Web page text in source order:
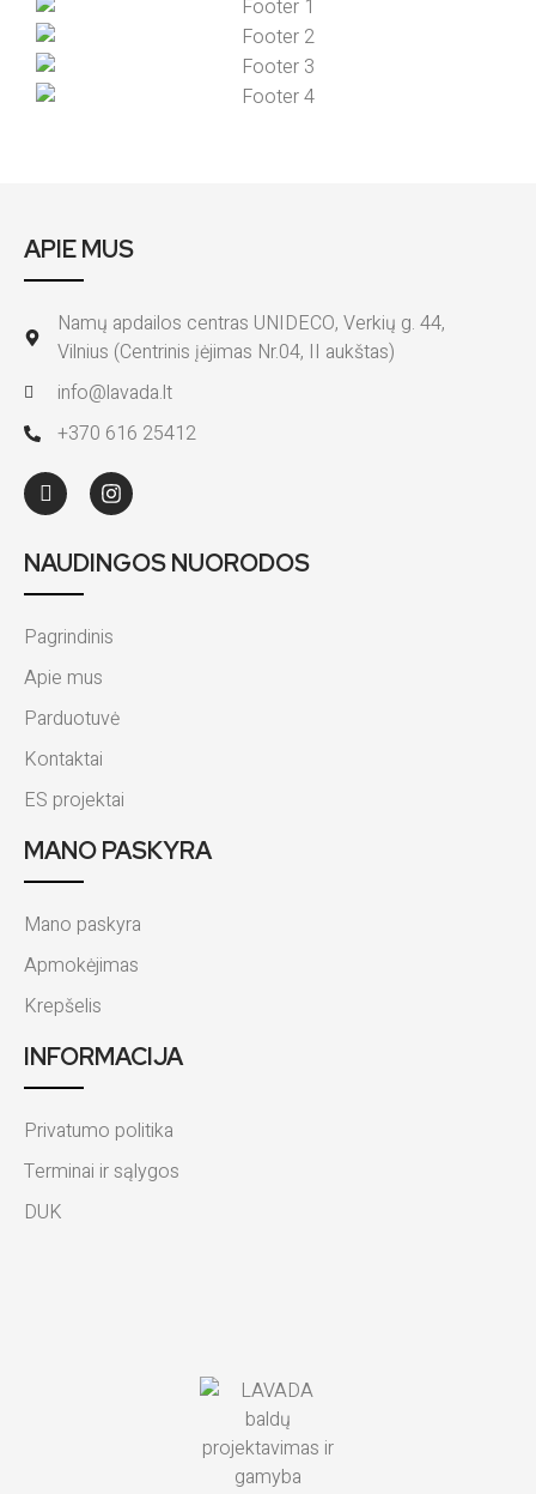
APIE MUS
Namų apdailos centras UNIDECO, Verkių g. 44,
Vilnius (Centrinis įėjimas Nr.04, II aukštas)
info@lavada.lt
+370 616 25412
NAUDINGOS NUORODOS
Pagrindinis
Apie mus
Parduotuvė
Kontaktai
ES projektai
MANO PASKYRA
Mano paskyra
Apmokėjimas
Krepšelis
INFORMACIJA
Privatumo politika
Terminai ir sąlygos
DUK